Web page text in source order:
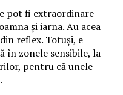
pot fi extraordinare
și iarna. Au acea
reflex. Totuși, e
în zonele sensibile, la
pentru că unele